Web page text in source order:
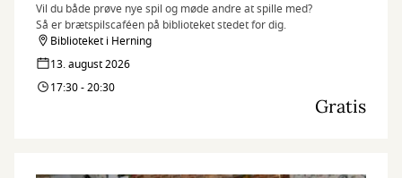
Vil du både prøve nye spil og møde andre at spille med?
Så er brætspilscaféen på biblioteket stedet for dig.
Biblioteket i Herning
13. august 2026
17:30 - 20:30
Gratis